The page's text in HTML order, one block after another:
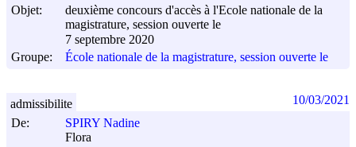
Objet:
deuxième concours d'accès à l'Ecole nationale de la
magistrature, session ouverte le
7 septembre 2020
Groupe:
École nationale de la magistrature, session ouverte le
De:
SPIRY Nadine
Flora
admissibilite 10/03/2021